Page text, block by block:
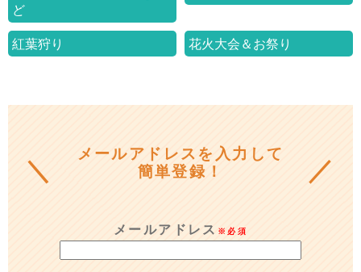
ど
紅葉狩り 花火大会＆お祭り
メールアドレスを入力して
簡単登録！
メールアドレス ※必須